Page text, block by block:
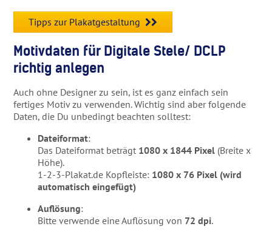
Tipps zur Plakatgestaltung
Motivdaten für Digitale Stele/ DCLP
richtig anlegen
Auch ohne Designer zu sein, ist es ganz einfach sein
fertiges Motiv zu verwenden. Wichtig sind aber folgende
Daten, die Du unbedingt beachten solltest:
Dateiformat:
Das Dateiformat beträgt 1080 x 1844 Pixel (Breite x
Höhe).
1-2-3-Plakat.de Kopfleiste: 1080 x 76 Pixel (wird
automatisch eingefügt)
Auflösung:
Bitte verwende eine Auflösung von 72 dpi.